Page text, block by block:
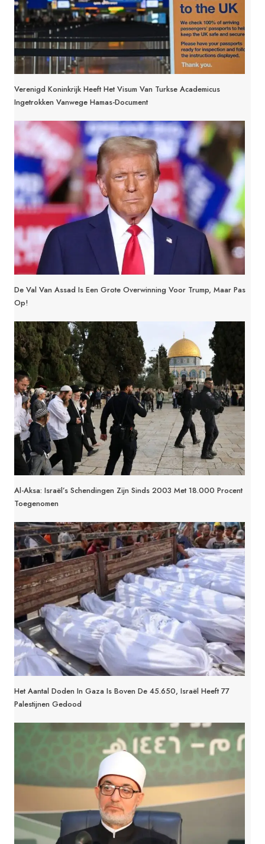
Verenigd Koninkrijk Heeft Het Visum Van Turkse Academicus
Ingetrokken Vanwege Hamas-Document
De Val Van Assad Is Een Grote Overwinning Voor Trump, Maar Pas
Op!
Al-Aksa: Israël’s Schendingen Zijn Sinds 2003 Met 18.000 Procent
Toegenomen
Het Aantal Doden In Gaza Is Boven De 45.650, Israël Heeft 77
Palestijnen Gedood